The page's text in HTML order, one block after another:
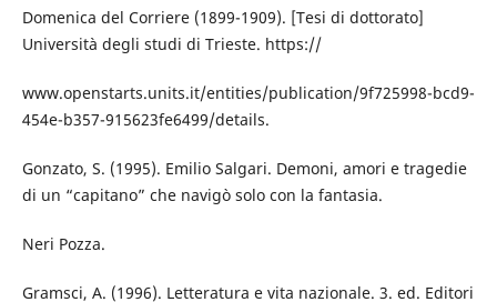
Domenica del Corriere (1899-1909). [Tesi di dottorato]
Università degli studi di Trieste. https://
www.openstarts.units.it/entities/publication/9f725998-bcd9-
454e-b357-915623fe6499/details.
Gonzato, S. (1995). Emilio Salgari. Demoni, amori e tragedie
di un “capitano” che navigò solo con la fantasia.
Neri Pozza.
Gramsci, A. (1996). Letteratura e vita nazionale. 3. ed. Editori